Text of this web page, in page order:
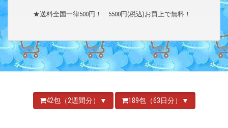
★送料全国一律500円！ 5500円(税込)お買上で無料！
42包（2週間分）▼ 189包（63日分）▼